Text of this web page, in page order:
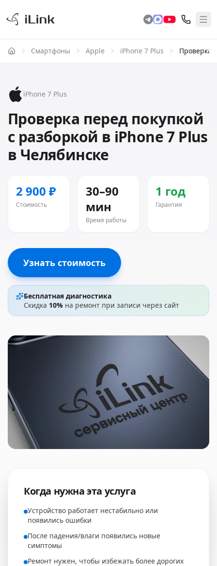
Смартфоны Apple iPhone 7 Plus Проверка
iPhone 7 Plus
Проверка перед покупкой
с разборкой в iPhone 7 Plus
в Челябинске
2 900 ₽
Стоимость
30–90
мин
Время работы
1 год
Гарантия
Узнать стоимость
Бесплатная диагностика
Скидка 10% на ремонт при записи через сайт
Когда нужна эта услуга
Устройство работает нестабильно или
появились ошибки
После падения/влаги появились новые
симптомы
Ремонт нужен, чтобы избежать более дорогих